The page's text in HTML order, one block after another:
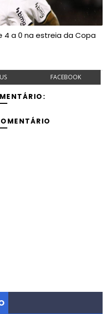
4 a 0 na estreia da Copa
FACEBOOK